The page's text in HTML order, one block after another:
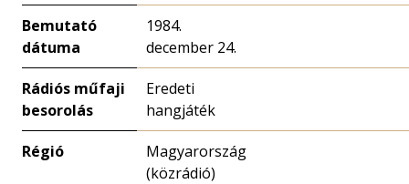
Bemutató
dátuma
1984.
december 24.
Rádiós műfaji
besorolás
Eredeti
hangjáték
Régió
Magyarország
(közrádió)